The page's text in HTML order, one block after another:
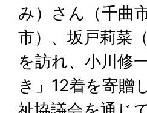
み）さん（千曲
市）、坂戸莉菜
を訪れ、小川修
き」12着を寄贈